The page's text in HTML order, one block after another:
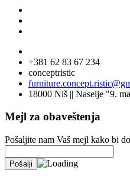
+381 62 83 67 234
conceptristic
18000 Niš || Naselje "9.
Mejl za obaveštenja
Pošaljite nam Vaš mejl kako bi